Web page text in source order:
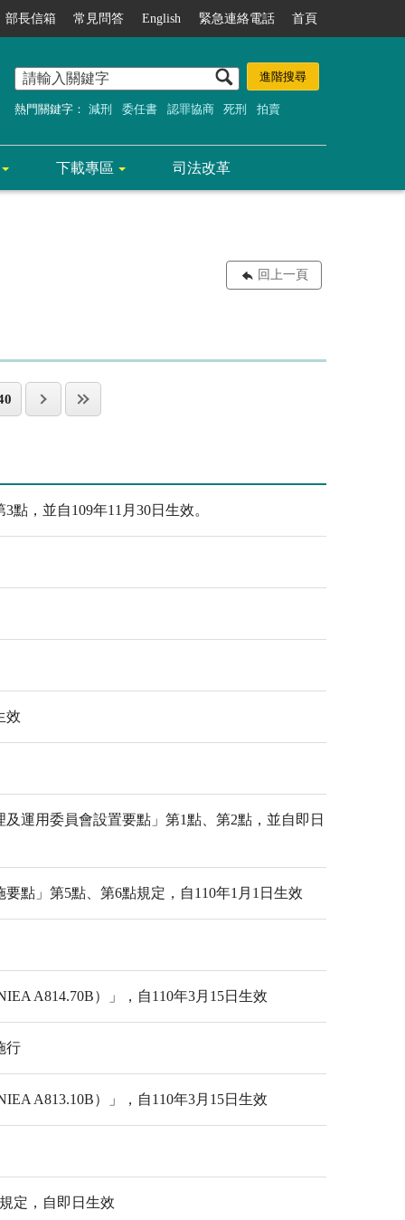
部長信箱 常見問答 English 緊急連絡電話 首頁
熱門關鍵字： 減刑 委任書 認罪協商 死刑 拍賣
下載專區 司法改革
回上一頁
，並自109年11月30日生效。
效
運用委員會設置要點」第1點、第2點，並自即日
點」第5點、第6點規定，自110年1月1日生效
A814.70B）」，自110年3月15日生效
行
A813.10B）」，自110年3月15日生效
定，自即日生效